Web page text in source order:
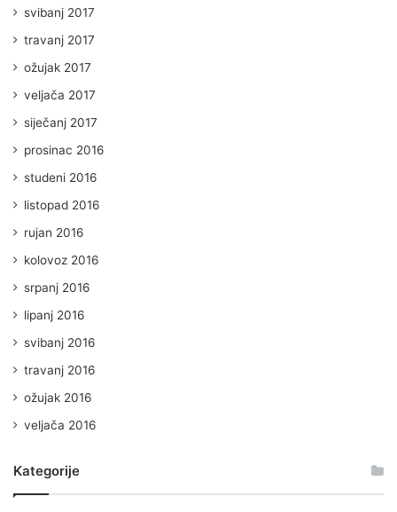
svibanj 2017
travanj 2017
ožujak 2017
veljača 2017
siječanj 2017
prosinac 2016
studeni 2016
listopad 2016
rujan 2016
kolovoz 2016
srpanj 2016
lipanj 2016
svibanj 2016
travanj 2016
ožujak 2016
veljača 2016
Kategorije